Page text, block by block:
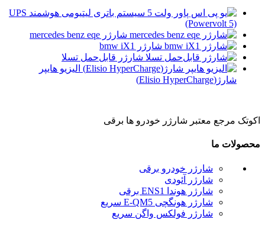
سیستم باتری لیتیومی هوشمند UPS
(Powervolt 5)
شارژر mercedes benz eqe
شارژر bmw iX1
شارژر قابل‌حمل تسلا
الیزیو هایپر
شارژ(Elisio HyperCharge)
اکوتک مرجع معتبر شارژر خودرو ها برقی
محصولات ما
شارژر خودرو برقی
شارژر آئودی
شارژر هوندا ENS1 برقی
شارژر هونگچی E-QM5 سریع
شارژر فولکس واگن سریع